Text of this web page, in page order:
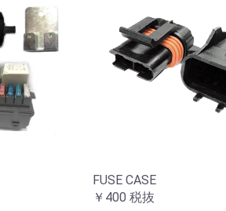
FUSE CASE
￥400 税抜